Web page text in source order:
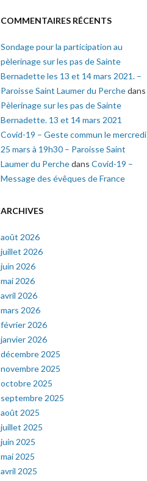
COMMENTAIRES RÉCENTS
Sondage pour la participation au
pèlerinage sur les pas de Sainte
Bernadette les 13 et 14 mars 2021. –
Paroisse Saint Laumer du Perchedans
Pèlerinage sur les pas de Sainte
Bernadette. 13 et 14 mars 2021
Covid-19 – Geste commun le mercredi
25 mars à 19h30 – Paroisse Saint
Laumer du Perchedans Covid-19 –
Message des évêques de France
ARCHIVES
août 2026
juillet 2026
juin 2026
mai 2026
avril 2026
mars 2026
février 2026
janvier 2026
décembre 2025
novembre 2025
octobre 2025
septembre 2025
août 2025
juillet 2025
juin 2025
mai 2025
avril 2025